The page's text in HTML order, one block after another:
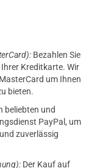
Bezahlen Sie
Kreditkarte. Wir
um Ihnen
bieten.
beliebten und
PayPal, um
zuverlässig
Der Kauf auf